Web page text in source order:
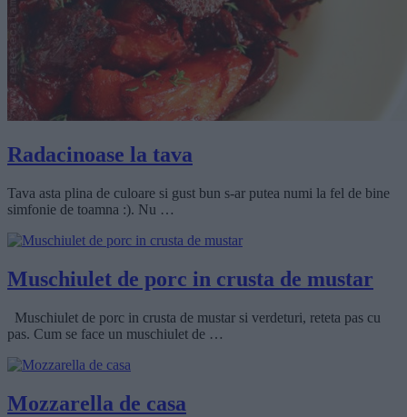
Radacinoase la tava
Tava asta plina de culoare si gust bun s-ar putea numi la fel de bine
simfonie de toamna :). Nu …
Muschiulet de porc in crusta de mustar
Muschiulet de porc in crusta de mustar si verdeturi, reteta pas cu
pas. Cum se face un muschiulet de …
Mozzarella de casa